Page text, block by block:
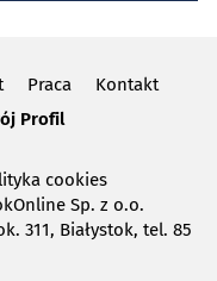
Praca
Kontakt
Profil
cookies
Sp. z o.o.
311, Białystok, tel. 85